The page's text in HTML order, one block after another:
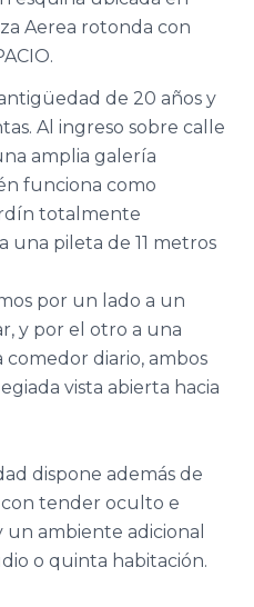
Aerea rotonda con
de 20 años y
Al ingreso sobre calle
amplia galería
funciona como
totalmente
una pileta de 11 metros
por un lado a un
y por el otro a una
diario, ambos
vista abierta hacia
dispone además de
con tender oculto e
ambiente adicional
o quinta habitación.